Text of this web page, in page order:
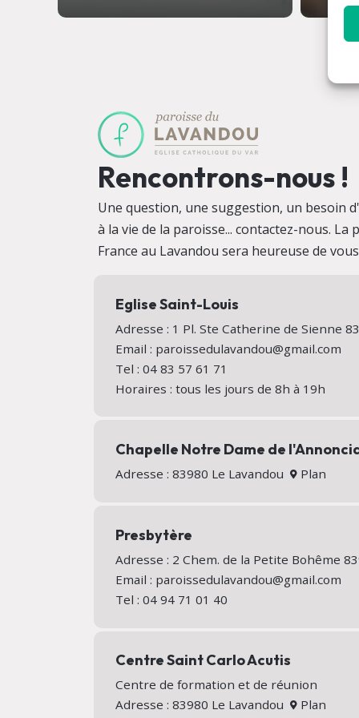
Rencontrons-nous !
Une question, une suggestion, un besoin
à la vie de la paroisse... contactez-nous. La
France au Lavandou sera heureuse de
Eglise Saint-Louis
Adresse : 1 Pl. Ste Catherine de Sienne
Email : paroissedulavandou@gmail.com
Tel : 04 83 57 61 71
Horaires : tous les jours de 8h à 19h
Chapelle Notre Dame de
Adresse : 83980 Le Lavandou Plan
Presbytère
Adresse : 2 Chem. de la Petite Bohême
Email : paroissedulavandou@gmail.com
Tel : 04 94 71 01 40
Centre Saint Carlo Acutis
Centre de formation et de réunion
Adresse : 83980 Le Lavandou
Plan